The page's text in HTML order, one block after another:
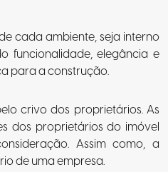
cada ambiente, seja interno
funcionalidade, elegância e
para a construção.
crivo dos proprietários. As
dos proprietários do imóvel
Assim como, a
de uma empresa.